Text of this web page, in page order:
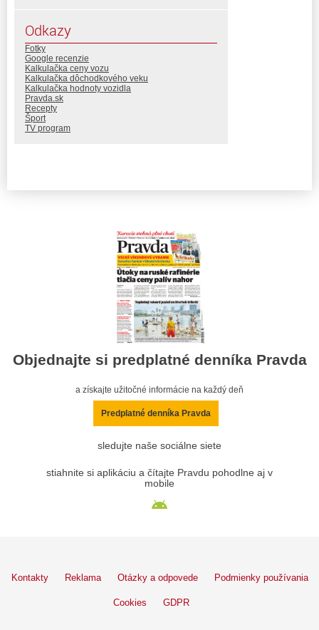
Odkazy
Fotky
Google recenzie
Kalkulačka ceny vozu
Kalkulačka dôchodkového veku
Kalkulačka hodnoty vozidla
Pravda.sk
Recepty
Šport
TV program
Objednajte si predplatné denníka Pravda
a získajte užitočné informácie na každý deň
Predplatné denníka Pravda
sledujte naše sociálne siete
stiahnite si aplikáciu a čítajte Pravdu pohodlne aj v
mobile
Kontakty Reklama Otázky a odpovede Podmienky používania
Cookies GDPR